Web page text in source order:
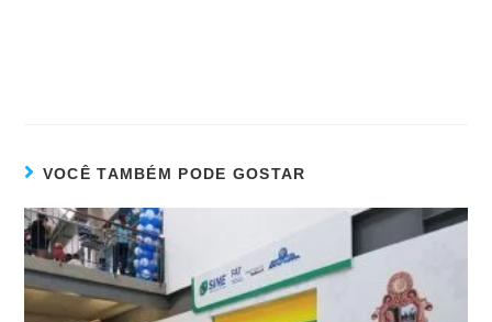
VOCÊ TAMBÉM PODE GOSTAR